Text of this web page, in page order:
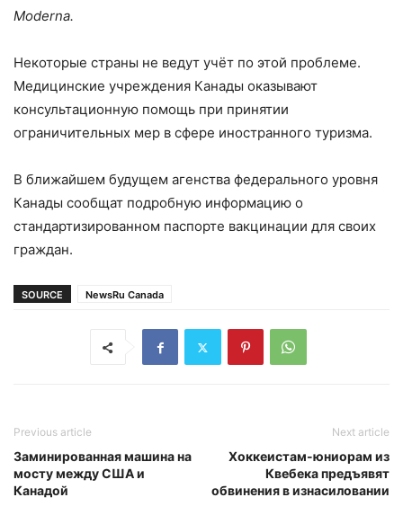
Moderna.
Некоторые страны не ведут учёт по этой проблеме.
Медицинские учреждения Канады оказывают
консультационную помощь при принятии
ограничительных мер в сфере иностранного туризма.
В ближайшем будущем агенства федерального уровня
Канады сообщат подробную информацию о
стандартизированном паспорте вакцинации для своих
граждан.
SOURCE NewsRu Canada
Previous article
Заминированная машина на
мосту между США и
Канадой
Next article
Хоккеистам-юниорам из
Квебека предъявят
обвинения в изнасиловании